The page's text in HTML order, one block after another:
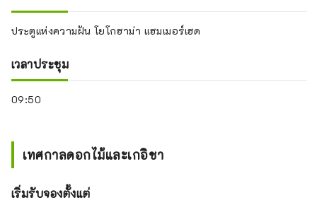
ประตูแห่งความฝัน โยโกฮาม่า แฮมเมอร์เฮด
เวลาประชุม
09:50
เทศกาลดอกไม้และเกอิชา
เริ่มรับจองตั้งแต่